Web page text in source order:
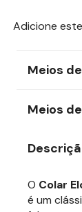
Adicione
Meios
Meios
O Colar
é um